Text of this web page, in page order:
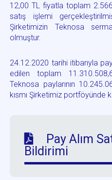
12,00 TL fiyatla toplam
satış işlemi
Şirketimizin Teknosa
olmuştur.
24.12.2020 tarihi itibarıyla
edilen toplam
Teknosa paylarının
kısmı Şirketimiz portföyünde
Pay Alım
Bildirimi